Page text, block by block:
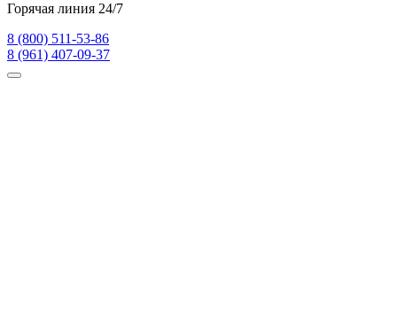
Горячая линия 24/7
8 (800) 511-53-86
8 (961) 407-09-37